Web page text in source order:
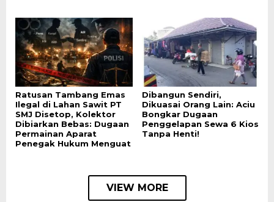
Ratusan Tambang Emas
Ilegal di Lahan Sawit PT
SMJ Disetop, Kolektor
Dibiarkan Bebas: Dugaan
Permainan Aparat
Penegak Hukum Menguat
Dibangun Sendiri,
Dikuasai Orang Lain: Aciu
Bongkar Dugaan
Penggelapan Sewa 6 Kios
Tanpa Henti!
VIEW MORE